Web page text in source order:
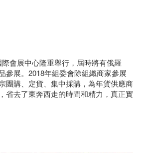
會展中心隆重舉行，屆時將有俄羅
參展。2018年組委會除組織商家參展
團購、定貨、集中採購，為年貨供應商
省去了東奔西走的時間和精力，真正實